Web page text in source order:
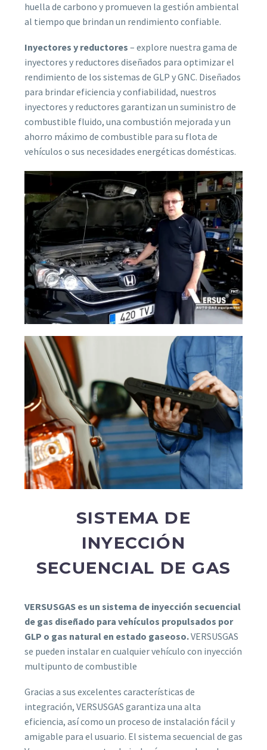
huella de carbono y promueven la gestión ambiental
al tiempo que brindan un rendimiento confiable.
Inyectores y reductores – explore nuestra gama de
inyectores y reductores diseñados para optimizar el
rendimiento de los sistemas de GLP y GNC. Diseñados
para brindar eficiencia y confiabilidad, nuestros
inyectores y reductores garantizan un suministro de
combustible fluido, una combustión mejorada y un
ahorro máximo de combustible para su flota de
vehículos o sus necesidades energéticas domésticas.
SISTEMA DE
INYECCIÓN
SECUENCIAL DE GAS
VERSUSGAS es un sistema de inyección secuencial
de gas diseñado para vehículos propulsados ​​por
GLP o gas natural en estado gaseoso.VERSUSGAS
se pueden instalar en cualquier vehículo con inyección
multipunto de combustible
Gracias a sus excelentes características de
integración, VERSUSGAS garantiza una alta
eficiencia, así como un proceso de instalación fácil y
amigable para el usuario. El sistema secuencial de gas